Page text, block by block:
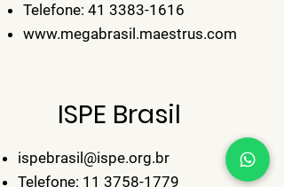
Telefone: 41 3383-1616
www.megabrasil.maestrus.com
ispebrasil@ispe.org.br
Telefone: 11 3758-1779
ISPE Brasil